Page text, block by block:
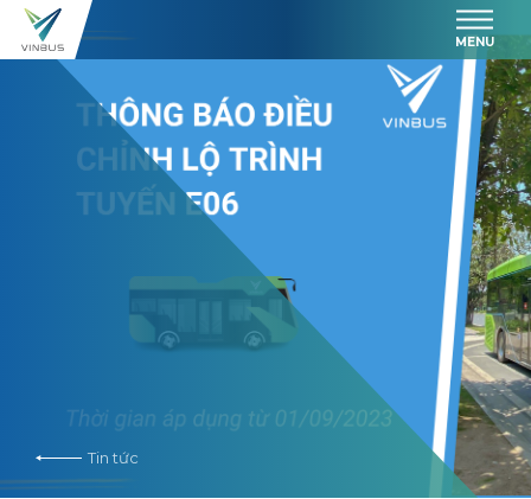
MENU
Tin tức